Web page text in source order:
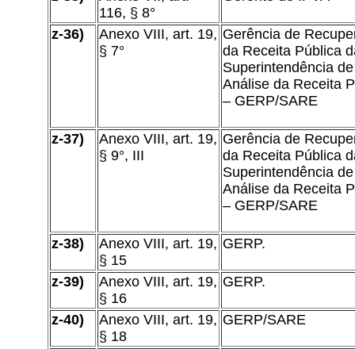
116, § 8°
z-36)
Anexo VIII, art. 19,
§ 7°
Gerência de
da Receita Pública
Superintendência de
Análise da Receita
– GERP/SARE
z-37)
Anexo VIII, art. 19,
§ 9°, III
Gerência de
da Receita Pública
Superintendência de
Análise da Receita
– GERP/SARE
z-38)
Anexo VIII, art. 19,
§ 15
GERP.
z-39)
Anexo VIII, art. 19,
§ 16
GERP.
z-40)
Anexo VIII, art. 19,
§ 18
GERP/SARE